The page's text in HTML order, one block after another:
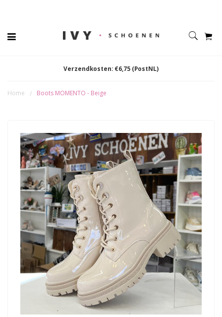
Verzendkosten: €6,75 (PostNL)
Home / Boots MOMENTO - Beige